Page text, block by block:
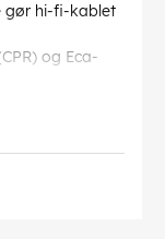
gør hi-fi-kablet
og Eca-
i metermål,